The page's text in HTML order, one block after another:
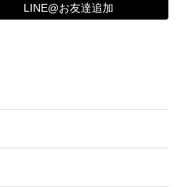
LINE@お友達追加